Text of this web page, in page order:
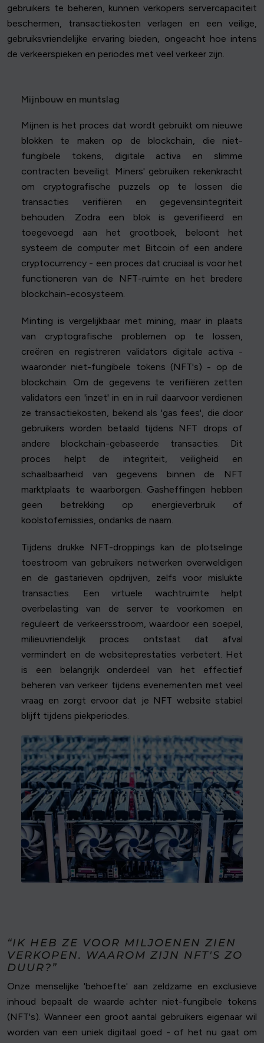
gebruikers te beheren, kunnen verkopers servercapaciteit
beschermen, transactiekosten verlagen en een veilige,
gebruiksvriendelijke ervaring bieden, ongeacht hoe intens
de verkeerspieken en periodes met veel verkeer zijn.
Mijnbouw en muntslag
Mijnen is het proces dat wordt gebruikt om nieuwe
blokken te maken op de blockchain, die niet-
fungibele tokens, digitale activa en slimme
contracten beveiligt. Miners' gebruiken rekenkracht
om cryptografische puzzels op te lossen die
transacties verifiëren en gegevensintegriteit
behouden. Zodra een blok is geverifieerd en
toegevoegd aan het grootboek, beloont het
systeem de computer met Bitcoin of een andere
cryptocurrency - een proces dat cruciaal is voor het
functioneren van de NFT-ruimte en het bredere
blockchain-ecosysteem.
Minting is vergelijkbaar met mining, maar in plaats
van cryptografische problemen op te lossen,
creëren en registreren validators digitale activa -
waaronder niet-fungibele tokens (NFT's) - op de
blockchain. Om de gegevens te verifiëren zetten
validators een 'inzet' in en in ruil daarvoor verdienen
ze transactiekosten, bekend als 'gas fees', die door
gebruikers worden betaald tijdens NFT drops of
andere blockchain-gebaseerde transacties. Dit
proces helpt de integriteit, veiligheid en
schaalbaarheid van gegevens binnen de NFT
marktplaats te waarborgen. Gasheffingen hebben
geen betrekking op energieverbruik of
koolstofemissies, ondanks de naam.
Tijdens drukke NFT-droppings kan de plotselinge
toestroom van gebruikers netwerken overweldigen
en de gastarieven opdrijven, zelfs voor mislukte
transacties. Een virtuele wachtruimte helpt
overbelasting van de server te voorkomen en
reguleert de verkeersstroom, waardoor een soepel,
milieuvriendelijk proces ontstaat dat afval
vermindert en de websiteprestaties verbetert. Het
is een belangrijk onderdeel van het effectief
beheren van verkeer tijdens evenementen met veel
vraag en zorgt ervoor dat je NFT website stabiel
blijft tijdens piekperiodes.
“IK HEB ZE VOOR MILJOENEN ZIEN
VERKOPEN. WAAROM ZIJN NFT'S ZO
DUUR?”
Onze menselijke 'behoefte' aan zeldzame en exclusieve
inhoud bepaalt de waarde achter niet-fungibele tokens
(NFT's). Wanneer een groot aantal gebruikers eigenaar wil
worden van een uniek digitaal goed - of het nu gaat om